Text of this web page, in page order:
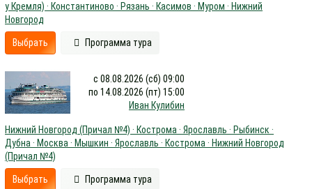
у Кремля) · Константиново · Рязань · Касимов · Муром · Нижний
Новгород
Выбрать Программа тура
с 08.08.2026 (сб) 09:00
по 14.08.2026 (пт) 15:00
Иван Кулибин
Нижний Новгород (Причал №4) · Кострома · Ярославль · Рыбинск ·
Дубна · Москва · Мышкин · Ярославль · Кострома · Нижний Новгород
(Причал №4)
Выбрать Программа тура